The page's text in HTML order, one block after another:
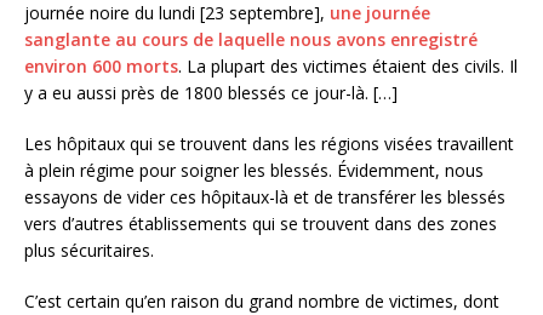
journée noire du lundi [23 septembre], une journée
sanglante au cours de laquelle nous avons enregistré
environ 600 morts. La plupart des victimes étaient des civils. Il
y a eu aussi près de 1800 blessés ce jour-là. […]
Les hôpitaux qui se trouvent dans les régions visées travaillent
à plein régime pour soigner les blessés. Évidemment, nous
essayons de vider ces hôpitaux-là et de transférer les blessés
vers d’autres établissements qui se trouvent dans des zones
plus sécuritaires.
C’est certain qu’en raison du grand nombre de victimes, dont